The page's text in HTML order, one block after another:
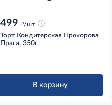
499 д/шт
Торт Кондитерская Прохорова
Прага, 350г
В корзину